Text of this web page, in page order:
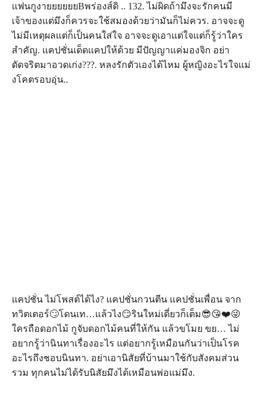
แฟนกูงายยยยยยBพร่องส์ดิ .. 132. ไม่ผิดถ้ามึงจะรักคนมี
เจ้าของแต่มึงก็ควรจะใช้สมองด้วยว่ามันก็ไม่ควร. อาจจะดู
ไม่มีเหตุผลแต่ก็เป็นคนใส่ใจ อาจจะดูเอาแต่ใจแต่ก็รู้ว่าใคร
สำคัญ. แคปชั่นเด็ดแคปให้ด้วย มีปัญญาแค่มองจิก อย่า
ดัดจริตมาอวดเก่ง???. หลงรักตัวเองได้ไหม ผู้หญิงอะไรใจแม่
งโคตรอบอุ่น..
แคปชั่น ไม่โพสต์ได้ไง? แคปชั่นกวนตีน แคปชั่นเพื่อน จาก
ทวิตเตอร์🙄โดนเท…แล้วไง😏รินใหม่เดี่ยวก็เต็ม😎😘❤️😜
ใครถือดอกไม้ กูจับดอกไม้คนที่ให้กัน แล้วขโมย ขย… ไม่
อยากรู้ว่านินทาเรื่องอะไร แต่อยากรู้เหมือนกันว่าเป็นโรค
อะไรถึงชอบนินทา. อย่าเอานิสัยที่บ้านมาใช้กับสังคมส่วน
รวม ทุกคนไม่ได้รับนิสัยมึงได้เหมือนพ่อแม่มึง.